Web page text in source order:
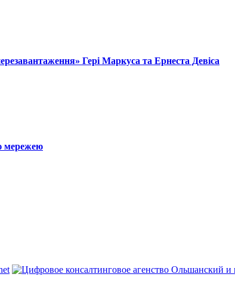
Гері Маркуса та Ернеста Девіса
мережею